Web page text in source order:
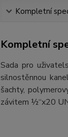
Kompletní
Kompletní
Sada pro
silnostěnnou
šachty,
závitem ½“x20